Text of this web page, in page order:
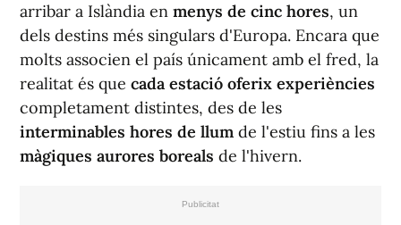
arribar a Islàndia en menys de cinc hores, un
dels destins més singulars d'Europa. Encara que
molts associen el país únicament amb el fred, la
realitat és que cada estació oferix experiències
completament distintes, des de les
interminables hores de llum de l'estiu fins a les
màgiques aurores boreals de l'hivern.